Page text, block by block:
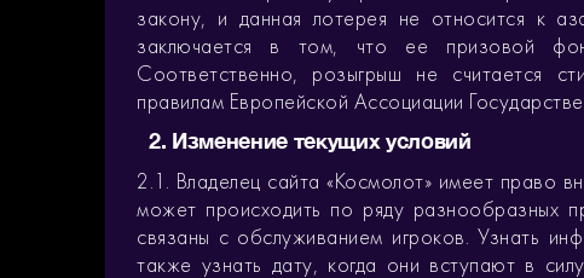
закону, и данная лотерея не относится к
заключается в том, что ее призовой
Соответственно, розыгрыш не считается
правилам Европейской Ассоциации
2. Изменение текущих условий
2.1. Владелец сайта «Космолот» имеет право
может происходить по ряду разнообразных
связаны с обслуживанием игроков. Узнать
также узнать дату, когда они вступают в